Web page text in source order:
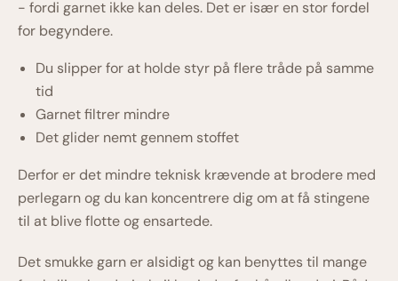
- fordi garnet ikke kan deles. Det er især en stor fordel
for begyndere.
Du slipper for at holde styr på flere tråde på samme
tid
Garnet filtrer mindre
Det glider nemt gennem stoffet
Derfor er det mindre teknisk krævende at brodere med
perlegarn og du kan koncentrere dig om at få stingene
til at blive flotte og ensartede.
Det smukke garn er alsidigt og kan benyttes til mange